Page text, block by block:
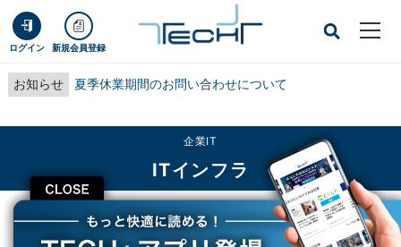
ログイン 新規会員登録
お知らせ 夏季休業期間のお問い合わせについて
CLOSE
企業IT
ITインフラ
TECH+ 企業IT
ITインフラ